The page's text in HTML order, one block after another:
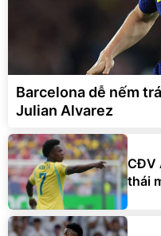
Barcelona dễ nếm
Julian Alvarez
CĐV
thái